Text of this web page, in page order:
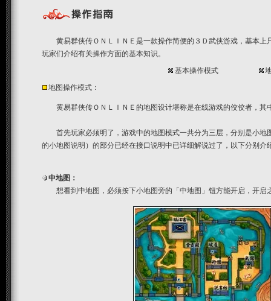
黄易群侠传ＯＮＬＩＮＥ是一款操作简便的３Ｄ武侠游戏，基本上
玩家们介绍有关操作方面的基本知识。
基本操作模式
地图操作模式：
黄易群侠传ＯＮＬＩＮＥ的地图设计堪称是在线游戏的佼佼者，其
首先玩家必须明了，游戏中的地图模式一共分为三层，分别是小地
的小地图说明 ）的部分已经在接口说明中已详细解说过了，以下分别介
中地图：
想看到中地图，必须按下小地图旁的「中地图」钮方能开启，开启